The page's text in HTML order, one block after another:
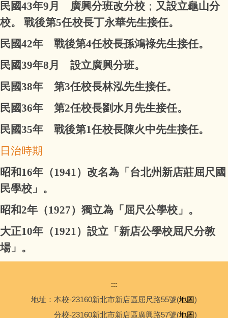
民國43年9月 廣興分班改分校 ； 又設立龜山分
校。 戰後第5任校長丁永華先生接任。
民國42年 戰後第4任校長孫鴻祿先生接任。
民國39年8月 設立廣興分班。
民國38年 第3任校長林泓先生接任。
民國36年 第2任校長劉水月先生接任。
民國35年 戰後第1任校長陳火中先生接任。
日治時期
昭和16年（1941）改名為「台北州新店莊屈尺國
民學校」。
昭和2年（1927）獨立為「屈尺公學校」。
大正10年（1921）設立「新店公學校屈尺分教
場」。
:::
地址：本校-23160新北市新店區屈尺路55號(地圖)
分校-23160新北市新店區廣興路57號(地圖)